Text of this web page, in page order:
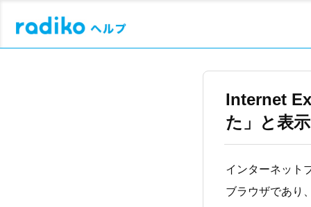
Internet
た」と表
インターネット
ブラウザであり